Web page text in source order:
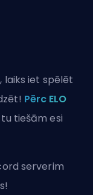
laiks iet spēlēt
Pērc ELO
tiešām esi
serverim